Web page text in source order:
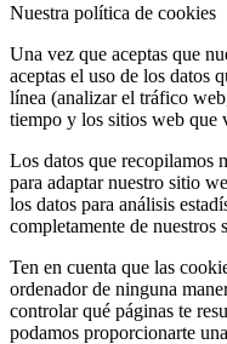
Nuestra política de cookies
Una vez que aceptas que
aceptas el uso de los datos
línea (analizar el tráfico
tiempo y los sitios web que
Los datos que recopilamos
para adaptar nuestro sitio
los datos para análisis
completamente de nuestros
Ten en cuenta que las
ordenador de ninguna
controlar qué páginas te
podamos proporcionarte